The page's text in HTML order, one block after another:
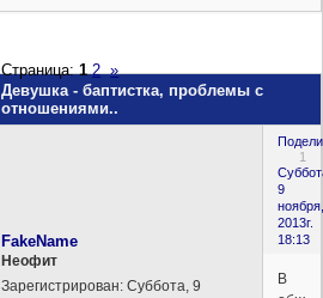
Девушка - баптистка, проблемы с
отношениями..
Страница:1 2 »
1
9
ноября,
2013г.
18:13
FakeName
Неофит
Зарегистрирован: Суббота, 9
В